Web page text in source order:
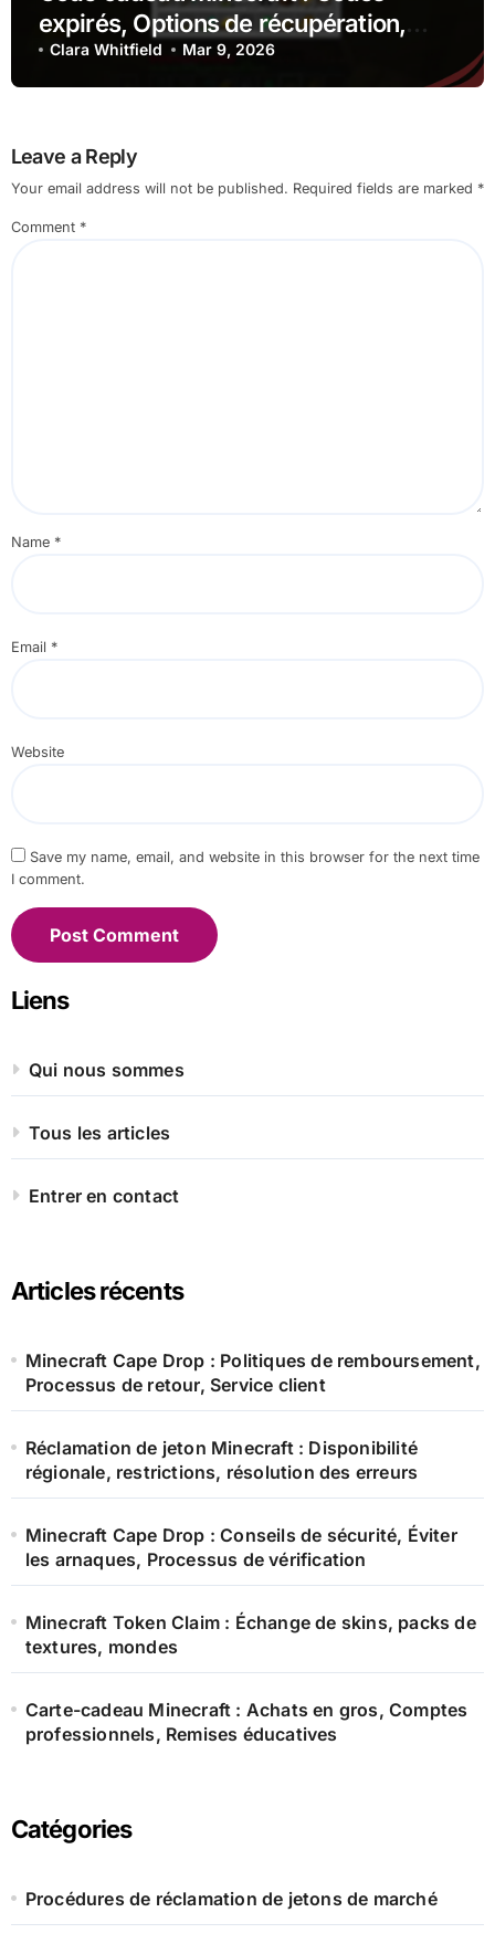
expirés, Options de récupération,
Contact du support client
Clara Whitfield Mar 9, 2026
Leave a Reply
Your email address will not be published. Required fields are marked *
Comment *
Name *
Email *
Website
Save my name, email, and website in this browser for the next time
I comment.
Liens
Qui nous sommes
Tous les articles
Entrer en contact
Articles récents
Minecraft Cape Drop : Politiques de remboursement,
Processus de retour, Service client
Réclamation de jeton Minecraft : Disponibilité
régionale, restrictions, résolution des erreurs
Minecraft Cape Drop : Conseils de sécurité, Éviter
les arnaques, Processus de vérification
Minecraft Token Claim : Échange de skins, packs de
textures, mondes
Carte-cadeau Minecraft : Achats en gros, Comptes
professionnels, Remises éducatives
Catégories
Procédures de réclamation de jetons de marché